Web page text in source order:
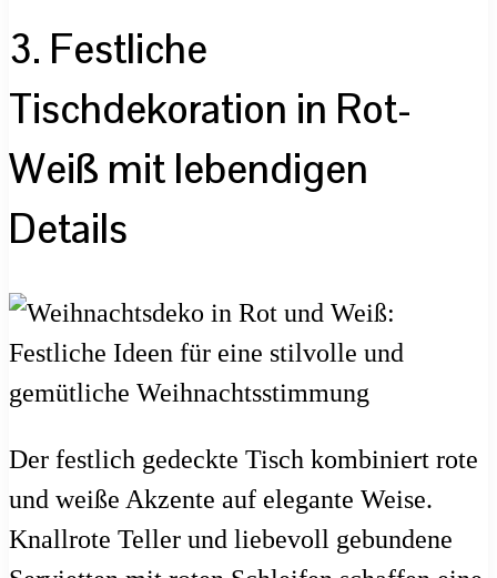
3. Festliche
Tischdekoration in Rot-
Weiß mit lebendigen
Details
Der festlich gedeckte Tisch kombiniert rote
und weiße Akzente auf elegante Weise.
Knallrote Teller und liebevoll gebundene